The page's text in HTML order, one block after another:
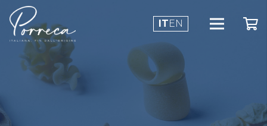
ITEN